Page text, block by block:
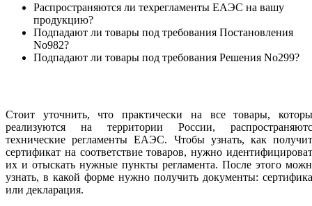
Распространяются ли техрегламенты ЕАЭС на вашу
продукцию?
Подпадают ли товары под требования Постановления
No982?
Подпадают ли товары под требования Решения No299?
Стоит уточнить, что практически на все товары,
реализуются на территории России,
технические регламенты ЕАЭС. Чтобы узнать, как
сертификат на соответствие товаров, нужно
их и отыскать нужные пункты регламента. После этого
узнать, в какой форме нужно получить документы:
или декларация.